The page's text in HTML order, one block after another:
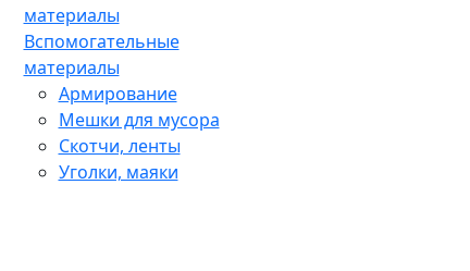
Вспомогательные
материалы
Армирование
Мешки для мусора
Скотчи, ленты
Уголки, маяки